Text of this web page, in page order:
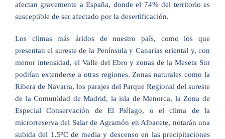
afectan gravemente a España, donde el 74% del territorio es
susceptible de ser afectado por la desertificación.
Los climas más áridos de nuestro país, como los que
presentan el sureste de la Península y Canarias oriental y, con
menor intensidad, el Valle del Ebro y zonas de la Meseta Sur
podrían extenderse a otras regiones. Zonas naturales como la
Ribera de Navarra, los parajes del Parque Regional del sureste
de la Comunidad de Madrid, la isla de Menorca, la Zona de
Especial Conservación de El Piélago, o el clima de la
microrreserva del Salar de Agramón en Albacete, notarán una
subida del 1.5ºC de media y descenso en las precipitaciones